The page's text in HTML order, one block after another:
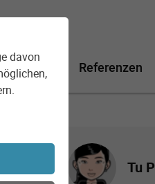
davon
Referenzen
Tu